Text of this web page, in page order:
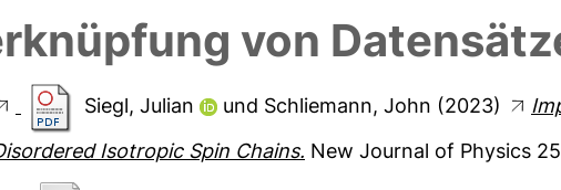
von
Siegl, Julian und Schliemann, John (2023)
Isotropic Spin Chains. New Journal of Physics